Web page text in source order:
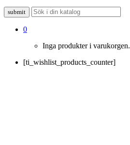
0
Inga produkter i varukorgen.
[ti_wishlist_products_counter]